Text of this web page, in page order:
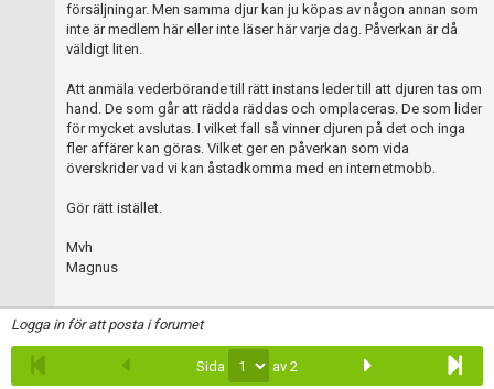
försäljningar. Men samma djur kan ju köpas av någon annan som
inte är medlem här eller inte läser här varje dag. Påverkan är då
väldigt liten.
Att anmäla vederbörande till rätt instans leder till att djuren tas om
hand. De som går att rädda räddas och omplaceras. De som lider
för mycket avslutas. I vilket fall så vinner djuren på det och inga
fler affärer kan göras. Vilket ger en påverkan som vida
överskrider vad vi kan åstadkomma med en internetmobb.
Gör rätt istället.
Mvh
Magnus
Logga in för att posta i forumet
Sida av 2